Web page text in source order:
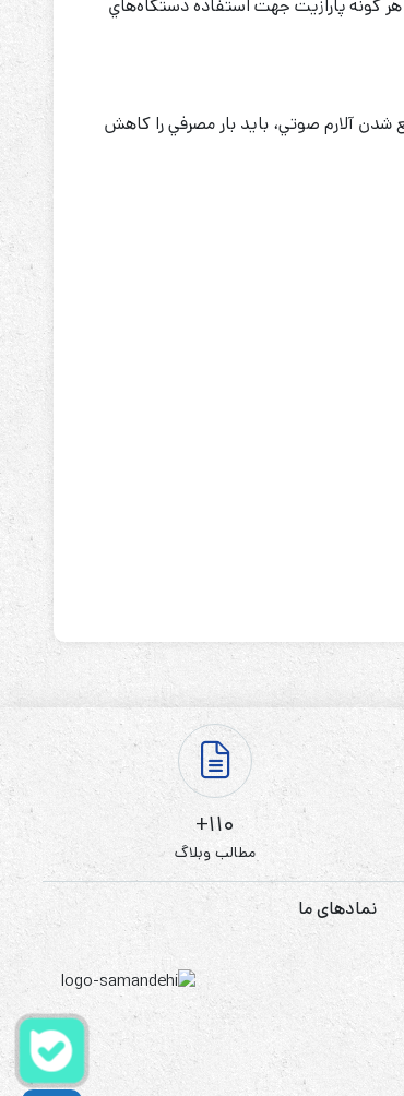
گونه پارازيت جهت استفاده دستگاه‌هاي
در اين حالت براي قطع شدن آلارم صوتي، بايد بار مصرفي را كاهش
110+
مطالب وبلاگ
نمادهای ما